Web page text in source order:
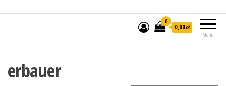
Menu
0
0,00zł
erbauer